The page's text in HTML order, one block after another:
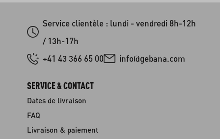
Service clientèle : lundi - vendredi 8h-12h
/ 13h-17h
+41 43 366 65 00
info@gebana.com
SERVICE & CONTACT
Dates de livraison
FAQ
Livraison & paiement